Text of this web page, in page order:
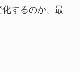
するのか、最